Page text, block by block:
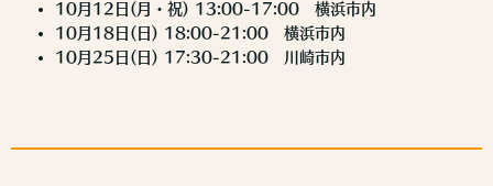
10月12日(月・祝) 13:00-17:00 横浜市内
10月18日(日) 18:00-21:00 横浜市内
10月25日(日) 17:30-21:00 川崎市内